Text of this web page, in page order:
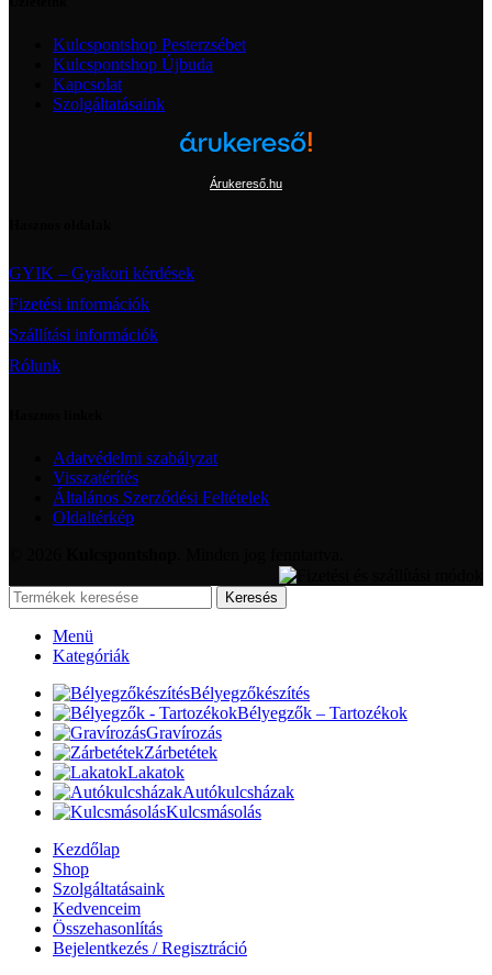
Kulcspontshop Pesterzsébet
Kulcspontshop Újbuda
Kapcsolat
Szolgáltatásaink
Árukereső.hu
GYIK – Gyakori kérdések
Fizetési információk
Szállítási információk
Rólunk
Adatvédelmi szabályzat
Visszatérítés
Általános Szerződési Feltételek
Oldaltérkép
Keresés
Menü
Kategóriák
Bélyegzőkészítés
Bélyegzők – Tartozékok
Gravírozás
Zárbetétek
Lakatok
Autókulcsházak
Kulcsmásolás
Kezdőlap
Shop
Szolgáltatásaink
Kedvenceim
Összehasonlítás
Bejelentkezés / Regisztráció